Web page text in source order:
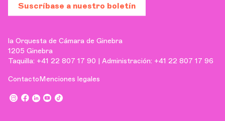
Suscríbase a nuestro boletín
la Orquesta de Cámara de Ginebra
1205 Ginebra
Taquilla: +41 22 807 17 90 | Administración: +41 22 807 17 96
ContactoMenciones legales